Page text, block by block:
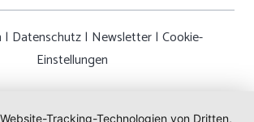
| Datenschutz| Newsletter| Cookie-
Einstellungen
Tracking-Technologien von Dritten,